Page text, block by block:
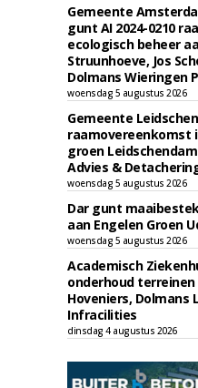
Gemeente
gunt AI 2024-0210
ecologisch beheer
Struunhoeve, Jos
Dolmans Wieringen
woensdag 5 augustus 2026
Gemeente
raamovereenkomst
groen
Advies &
woensdag 5 augustus 2026
Dar gunt
aan Engelen Groen
woensdag 5 augustus 2026
Academisch
onderhoud terreinen
Hoveniers, Dolmans
Infracilities
dinsdag 4 augustus 2026